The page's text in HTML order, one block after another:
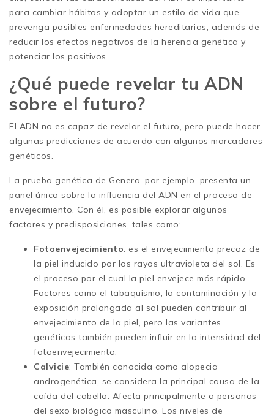
para cambiar hábitos y adoptar un estilo de vida que
prevenga posibles enfermedades hereditarias, además de
reducir los efectos negativos de la herencia genética y
potenciar los positivos.
¿Qué puede revelar tu ADN
sobre el futuro?
El ADN no es capaz de revelar el futuro, pero puede hacer
algunas predicciones de acuerdo con algunos marcadores
genéticos.
La prueba genética de Genera, por ejemplo, presenta un
panel único sobre la influencia del ADN en el proceso de
envejecimiento. Con él, es posible explorar algunos
factores y predisposiciones, tales como:
Fotoenvejecimiento: es el envejecimiento precoz de
la piel inducido por los rayos ultravioleta del sol. Es
el proceso por el cual la piel envejece más rápido.
Factores como el tabaquismo, la contaminación y la
exposición prolongada al sol pueden contribuir al
envejecimiento de la piel, pero las variantes
genéticas también pueden influir en la intensidad del
fotoenvejecimiento.
Calvicie: También conocida como alopecia
androgenética, se considera la principal causa de la
caída del cabello. Afecta principalmente a personas
del sexo biológico masculino. Los niveles de